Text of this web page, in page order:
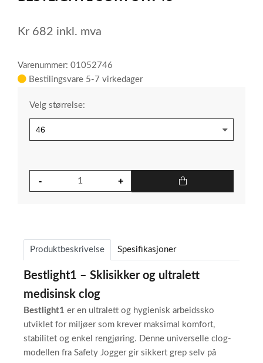
Kr 682 inkl. mva
Varenummer: 01052746
Bestilingsvare 5-7 virkedager
Velg størrelse:
Produktbeskrivelse Spesifikasjoner
Bestlight1 – Sklisikker og ultralett
medisinsk clog
Bestlight1 er en ultralett og hygienisk arbeidssko
utviklet for miljøer som krever maksimal komfort,
stabilitet og enkel rengjøring. Denne universelle clog-
modellen fra Safety Jogger gir sikkert grep selv på